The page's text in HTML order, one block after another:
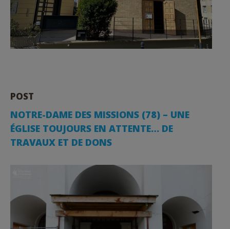
POST
NOTRE-DAME DES MISSIONS (78) – UNE
ÉGLISE TOUJOURS EN ATTENTE… DE
TRAVAUX ET DE DONS